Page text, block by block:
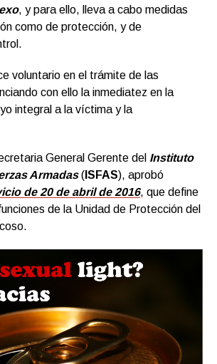
, y para ello, lleva a cabo medidas
como de protección, y de
voluntario en el trámite de las
con ello la inmediatez en la
integral a la víctima y la
General Gerente del Instituto
Armadas( ISFAS), aprobó
de 20 de abril de 2016, que define
de la Unidad de Protección del